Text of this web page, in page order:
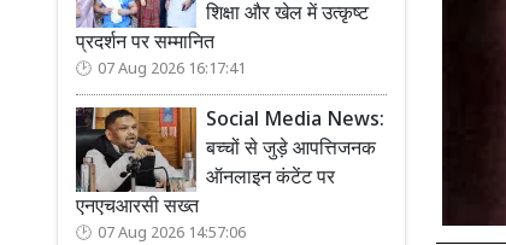
शिक्षा और खेल में उत्कृष्ट
प्रदर्शन पर सम्मानित
07 Aug 2026 16:17:41
Social Media News:
बच्चों से जुड़े आपत्तिजनक
ऑनलाइन कंटेंट पर
एनएचआरसी सख्त
07 Aug 2026 14:57:06